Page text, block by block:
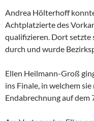
Andrea Hölterhoff
Achtplatzierte des
qualifizieren. Dort setzte
durch und wurde
Ellen Heilmann-Groß
ins Finale, in welchem
Endabrechnung auf dem